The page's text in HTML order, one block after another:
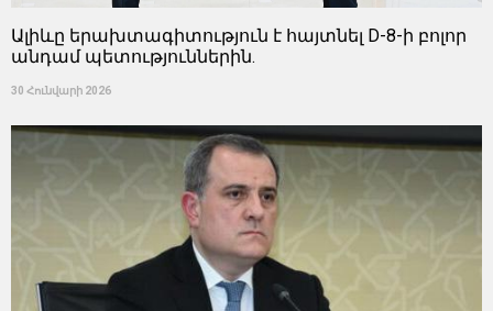
Ալիևը երախտագիտություն է հայտնել D-8-ի բոլոր
անդամ պետություններին.
30 Հունվարի 2026